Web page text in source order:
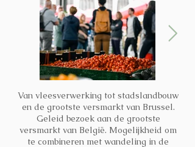
Van vleesverwerking tot stadslandbouw
en de grootste versmarkt van Brussel.
Geleid bezoek aan de grootste
versmarkt van België. Mogelijkheid om
te combineren met wandeling in de